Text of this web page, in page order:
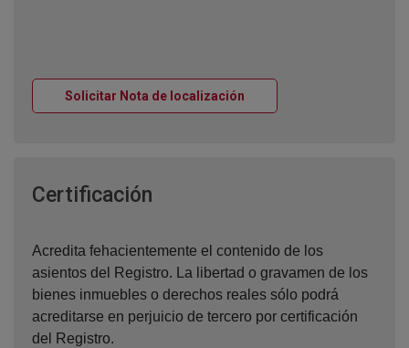
Solicitar Nota de localización
Certificación
Acredita fehacientemente el contenido de los
asientos del Registro. La libertad o gravamen de los
bienes inmuebles o derechos reales sólo podrá
acreditarse en perjuicio de tercero por certificación
del Registro.